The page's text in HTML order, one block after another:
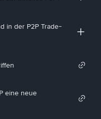
in der P2P Trade-
eine neue